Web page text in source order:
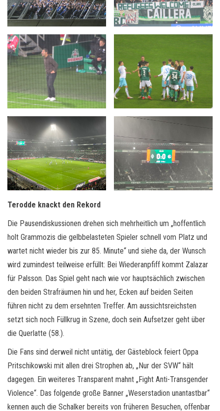
Terodde knackt den Rekord
Die Pausendiskussionen drehen sich mehrheitlich um „hoffentlich
holt Grammozis die gelbbelasteten Spieler schnell vom Platz und
wartet nicht wieder bis zur 85. Minute“ und siehe da, der Wunsch
wird zumindest teilweise erfüllt: Bei Wiederanpfiff kommt Zalazar
für Palsson. Das Spiel geht nach wie vor hauptsächlich zwischen
den beiden Strafräumen hin und her, Ecken auf beiden Seiten
führen nicht zu dem ersehnten Treffer. Am aussichtsreichsten
setzt sich noch Füllkrug in Szene, doch sein Aufsetzer geht über
die Querlatte (58.).
Die Fans sind derweil nicht untätig, der Gästeblock feiert Oppa
Pritschikowski mit allen drei Strophen ab, „Nur der SVW“ hält
dagegen. Ein weiteres Transparent mahnt „Fight Anti-Transgender
Violence“. Das folgende große Banner „Weserstadion unantastbar“
kennen auch die Schalker bereits von früheren Besuchen, offenbar